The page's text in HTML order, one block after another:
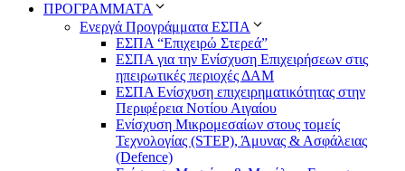
ΠΡΟΓΡΑΜΜΑΤΑ
Ενεργά Προγράμματα ΕΣΠΑ
ΕΣΠΑ “Επιχειρώ Στερεά”
ΕΣΠΑ για την Ενίσχυση Επιχειρήσεων στις
ηπειρωτικές περιοχές ΔΑΜ
ΕΣΠΑ Ενίσχυση επιχειρηματικότητας στην
Περιφέρεια Νοτίου Αιγαίου
Ενίσχυση Μικρομεσαίων στους τομείς
Τεχνολογίας (STEP), Άμυνας & Ασφάλειας
(Defence)